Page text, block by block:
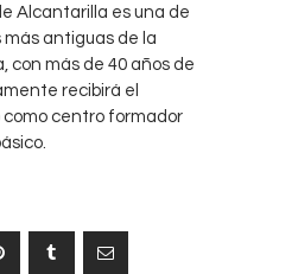
Alcantarilla es una de
más antiguas de la
con más de 40 años de
recibirá el
centro formador